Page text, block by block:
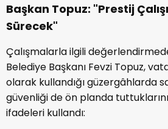
Başkan Topuz: "Prestij
Sürecek"
Çalışmalarla ilgili
Belediye Başkanı Fevzi Topuz,
olarak kullandığı güzergâhlarda
güvenliği de ön planda
ifadeleri kullandı: